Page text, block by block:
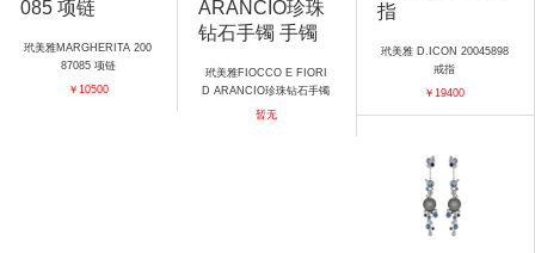
玳美雅MARGHERITA 200
87085 项链
￥10500
玳美雅FIOCCO E FIORI
D ARANCIO珍珠钻石手镯
手镯
暂无
玳美雅 D.ICON 20045898
戒指
￥19400